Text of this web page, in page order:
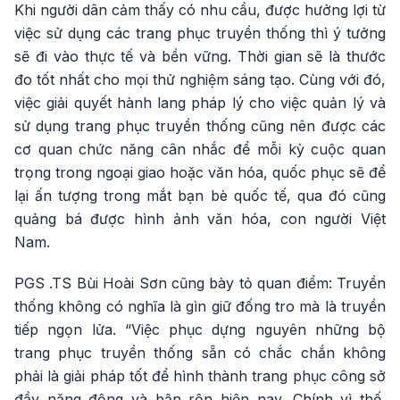
Khi người dân cảm thấy có nhu cầu, được hưởng lợi từ
việc sử dụng các trang phục truyền thống thì ý tưởng
sẽ đi vào thực tế và bền vững. Thời gian sẽ là thước
đo tốt nhất cho mọi thử nghiệm sáng tạo. Cùng với đó,
việc giải quyết hành lang pháp lý cho việc quản lý và
sử dụng trang phục truyền thống cũng nên được các
cơ quan chức năng cân nhắc để mỗi kỳ cuộc quan
trọng trong ngoại giao hoặc văn hóa, quốc phục sẽ để
lại ấn tượng trong mắt bạn bè quốc tế, qua đó cũng
quảng bá được hình ảnh văn hóa, con người Việt
Nam.
PGS .TS Bùi Hoài Sơn cũng bày tỏ quan điểm: Truyền
thống không có nghĩa là gìn giữ đống tro mà là truyền
tiếp ngọn lửa. “Việc phục dựng nguyên những bộ
trang phục truyền thống sẵn có chắc chắn không
phải là giải pháp tốt để hình thành trang phục công sở